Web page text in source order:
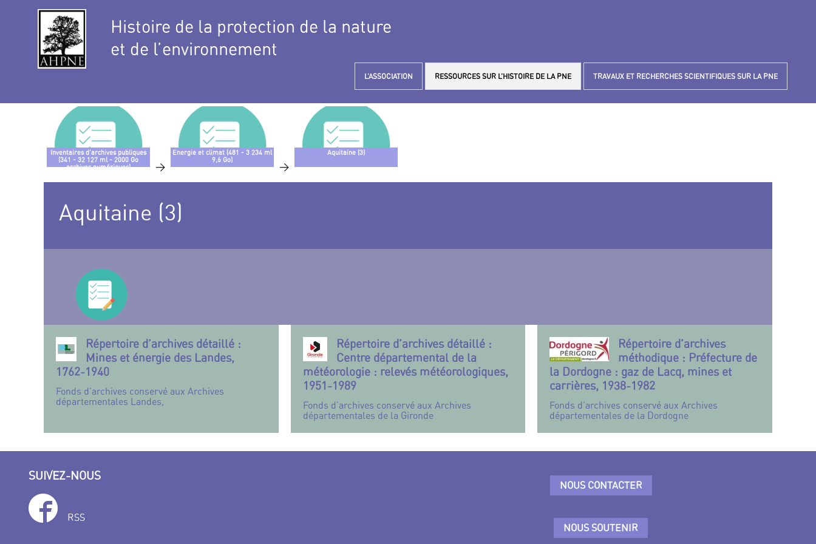
Histoire de la protection de la nature
et de l’environnement
L’ASSOCIATION RESSOURCES SUR L’HISTOIRE DE LA PNE TRAVAUX ET RECHERCHES SCIENTIFIQUES SUR LA PNE
Inventaires d’archives publiques
(341 - 32 127 ml - 2000 Go
archives numériques)
>
Energie et climat (481 - 3 234 ml
9,6 Go)
>
Aquitaine (3)
Aquitaine (3)
Répertoire d’archives détaillé :
Mines et énergie des Landes,
1762-1940
Fonds d’archives conservé aux Archives
départementales Landes,
Répertoire d’archives détaillé :
Centre départemental de la
météorologie : relevés météorologiques,
1951-1989
Fonds d’archives conservé aux Archives
départementales de la Gironde
Répertoire d’archives
méthodique : Préfecture de
la Dordogne : gaz de Lacq, mines et
carrières, 1938-1982
Fonds d’archives conservé aux Archives
départementales de la Dordogne
SUIVEZ-NOUS
RSS
NOUS CONTACTER
NOUS SOUTENIR